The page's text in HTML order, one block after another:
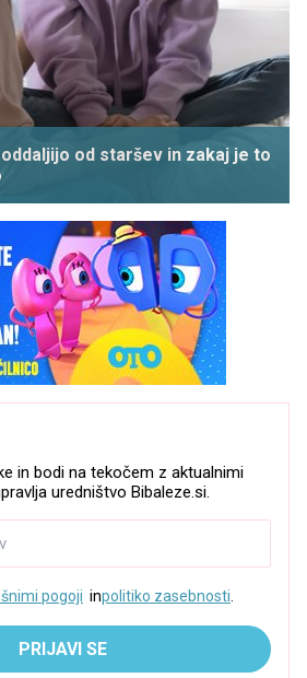
od staršev in zakaj je to
in bodi na tekočem z aktualnimi
uredništvo Bibaleze.si.
pogoji inpolitiko zasebnosti.
PRIJAVI SE